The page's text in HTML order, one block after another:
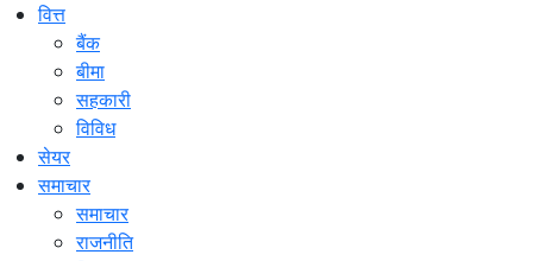
वित्त
बैंक
बीमा
सहकारी
विविध
सेयर
समाचार
समाचार
राजनीति